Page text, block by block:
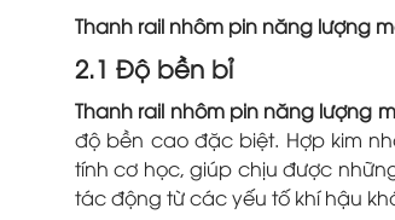
Thanh rail nhôm pin năng lượng
2.1 Độ bền bỉ
Thanh rail nhôm pin năng lượng
độ bền cao đặc biệt. Hợp kim
tính cơ học, giúp chịu được
tác động từ các yếu tố khí hậu